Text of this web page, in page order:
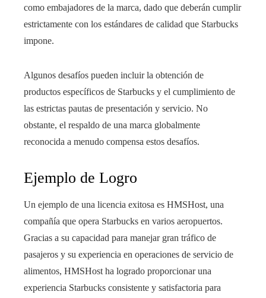
como embajadores de la marca, dado que deberán cumplir
estrictamente con los estándares de calidad que Starbucks
impone.
Algunos desafíos pueden incluir la obtención de
productos específicos de Starbucks y el cumplimiento de
las estrictas pautas de presentación y servicio. No
obstante, el respaldo de una marca globalmente
reconocida a menudo compensa estos desafíos.
Ejemplo de Logro
Un ejemplo de una licencia exitosa es HMSHost, una
compañía que opera Starbucks en varios aeropuertos.
Gracias a su capacidad para manejar gran tráfico de
pasajeros y su experiencia en operaciones de servicio de
alimentos, HMSHost ha logrado proporcionar una
experiencia Starbucks consistente y satisfactoria para